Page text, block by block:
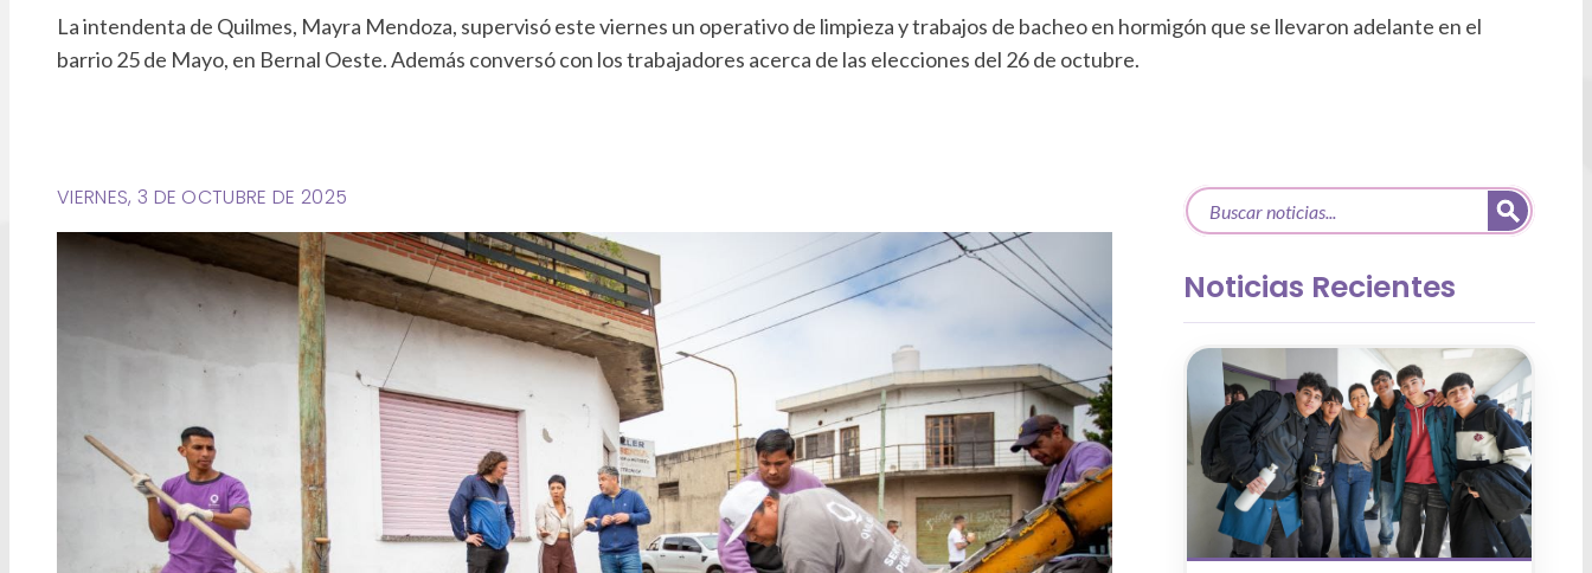
La intendenta de Quilmes, Mayra Mendoza, supervisó este viernes un operativo de limpieza y trabajos de bacheo en hormigón que se llevaron adelante en el
barrio 25 de Mayo, en Bernal Oeste. Además conversó con los trabajadores acerca de las elecciones del 26 de octubre.
VIERNES, 3 DE OCTUBRE DE 2025
Noticias Recientes